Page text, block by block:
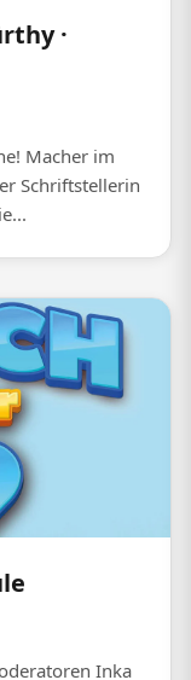
·
Macher im
Schriftstellerin
Inka